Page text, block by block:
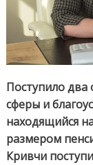
Поступило
сферы и
находящийся
размером
Кривчи